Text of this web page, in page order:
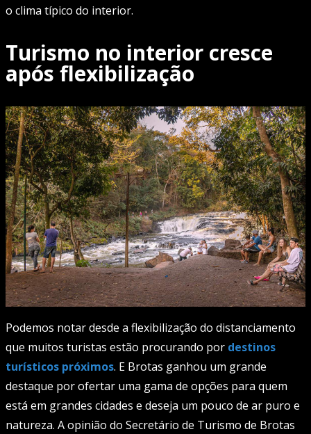
o clima típico do interior.
Turismo no interior cresce
após flexibilização
Podemos notar desde a flexibilização do distanciamento
que muitos turistas estão procurando por destinos
turísticos próximos. E Brotas ganhou um grande
destaque por ofertar uma gama de opções para quem
está em grandes cidades e deseja um pouco de ar puro e
natureza. A opinião do Secretário de Turismo de Brotas